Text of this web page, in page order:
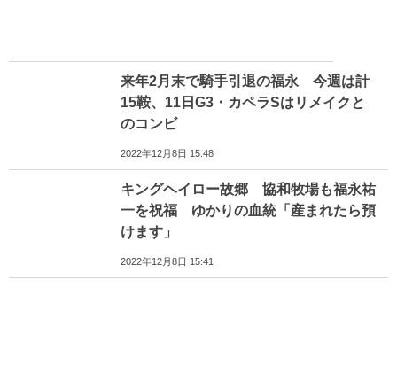
来年2月末で騎手引退の福永 今週は計
15鞍、11日G3・カペラSはリメイクと
のコンビ
2022年12月8日 15:48
キングヘイロー故郷 協和牧場も福永祐
一を祝福 ゆかりの血統「産まれたら預
けます」
2022年12月8日 15:41